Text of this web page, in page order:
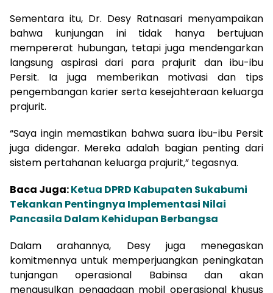
Sementara itu, Dr. Desy Ratnasari menyampaikan
bahwa kunjungan ini tidak hanya bertujuan
mempererat hubungan, tetapi juga mendengarkan
langsung aspirasi dari para prajurit dan ibu-ibu
Persit. Ia juga memberikan motivasi dan tips
pengembangan karier serta kesejahteraan keluarga
prajurit.
“Saya ingin memastikan bahwa suara ibu-ibu Persit
juga didengar. Mereka adalah bagian penting dari
sistem pertahanan keluarga prajurit,” tegasnya.
Baca Juga:Ketua DPRD Kabupaten Sukabumi
Tekankan Pentingnya Implementasi Nilai
Pancasila Dalam Kehidupan Berbangsa
Dalam arahannya, Desy juga menegaskan
komitmennya untuk memperjuangkan peningkatan
tunjangan operasional Babinsa dan akan
mengusulkan pengadaan mobil operasional khusus